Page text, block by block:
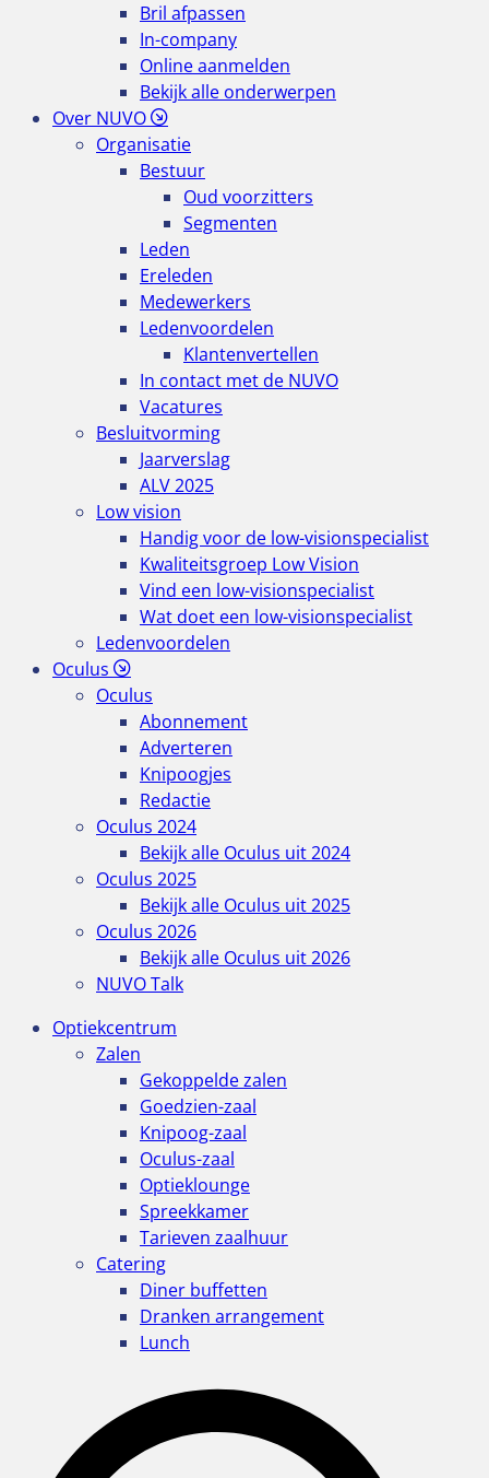
Bril afpassen
In-company
Online aanmelden
Bekijk alle onderwerpen
Over NUVO
Organisatie
Bestuur
Oud voorzitters
Segmenten
Leden
Ereleden
Medewerkers
Ledenvoordelen
Klantenvertellen
In contact met de NUVO
Vacatures
Besluitvorming
Jaarverslag
ALV 2025
Low vision
Handig voor de low-visionspecialist
Kwaliteitsgroep Low Vision
Vind een low-visionspecialist
Wat doet een low-visionspecialist
Ledenvoordelen
Oculus
Oculus
Abonnement
Adverteren
Knipoogjes
Redactie
Oculus 2024
Bekijk alle Oculus uit 2024
Oculus 2025
Bekijk alle Oculus uit 2025
Oculus 2026
Bekijk alle Oculus uit 2026
NUVO Talk
Optiekcentrum
Zalen
Gekoppelde zalen
Goedzien-zaal
Knipoog-zaal
Oculus-zaal
Optieklounge
Spreekkamer
Tarieven zaalhuur
Catering
Diner buffetten
Dranken arrangement
Lunch